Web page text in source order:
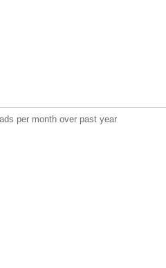
per month over past year